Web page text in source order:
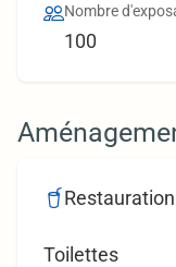
Nombre
100
Restauration
Toilettes